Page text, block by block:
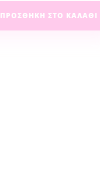
ΠΡΟΣΘΉΚΗ ΣΤΟ ΚΑΛΆΘΙ